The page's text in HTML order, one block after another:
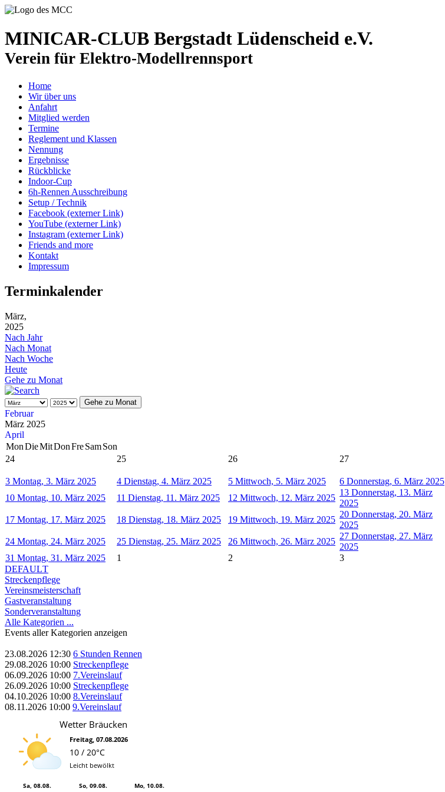
MINICAR-CLUB Bergstadt Lüdenscheid e.V.
Verein für Elektro-Modellrennsport
Home
Wir über uns
Anfahrt
Mitglied werden
Termine
Reglement und Klassen
Nennung
Ergebnisse
Rückblicke
Indoor-Cup
6h-Rennen Ausschreibung
Setup / Technik
Facebook (externer Link)
YouTube (externer Link)
Instagram (externer Link)
Friends and more
Kontakt
Impressum
Terminkalender
März,
2025
Nach Jahr
Nach Monat
Nach Woche
Heute
Gehe zu Monat
Gehe zu Monat
Februar
März 2025
April
MonDieMitDonFreSamSon
24
25 26 27
3 Montag, 3. März 2025 4 Dienstag, 4. März 2025 5 Mittwoch, 5. März 2025 6 Donnerstag, 6. März 2025
10 Montag, 10. März 2025 11 Dienstag, 11. März 2025 12 Mittwoch, 12. März 2025
13 Donnerstag, 13. März
2025
17 Montag, 17. März 2025 18 Dienstag, 18. März 2025 19 Mittwoch, 19. März 2025
20 Donnerstag, 20. März
2025
24 Montag, 24. März 2025 25 Dienstag, 25. März 2025 26 Mittwoch, 26. März 2025
27 Donnerstag, 27. März
2025
31 Montag, 31. März 2025 1 2 3
DEFAULT
Streckenpflege
Vereinsmeisterschaft
Gastveranstaltung
Sonderveranstaltung
Alle Kategorien ...
Events aller Kategorien anzeigen
23.08.2026 12:30 6 Stunden Rennen
29.08.2026 10:00 Streckenpflege
06.09.2026 10:00 7.Vereinslauf
26.09.2026 10:00 Streckenpflege
04.10.2026 10:00 8.Vereinslauf
08.11.2026 10:00 9.Vereinslauf
Wetter Bräucken
Freitag, 07.08.2026
10 / 20°C
Leicht bewölkt
Sa, 08.08. So, 09.08. Mo, 10.08.